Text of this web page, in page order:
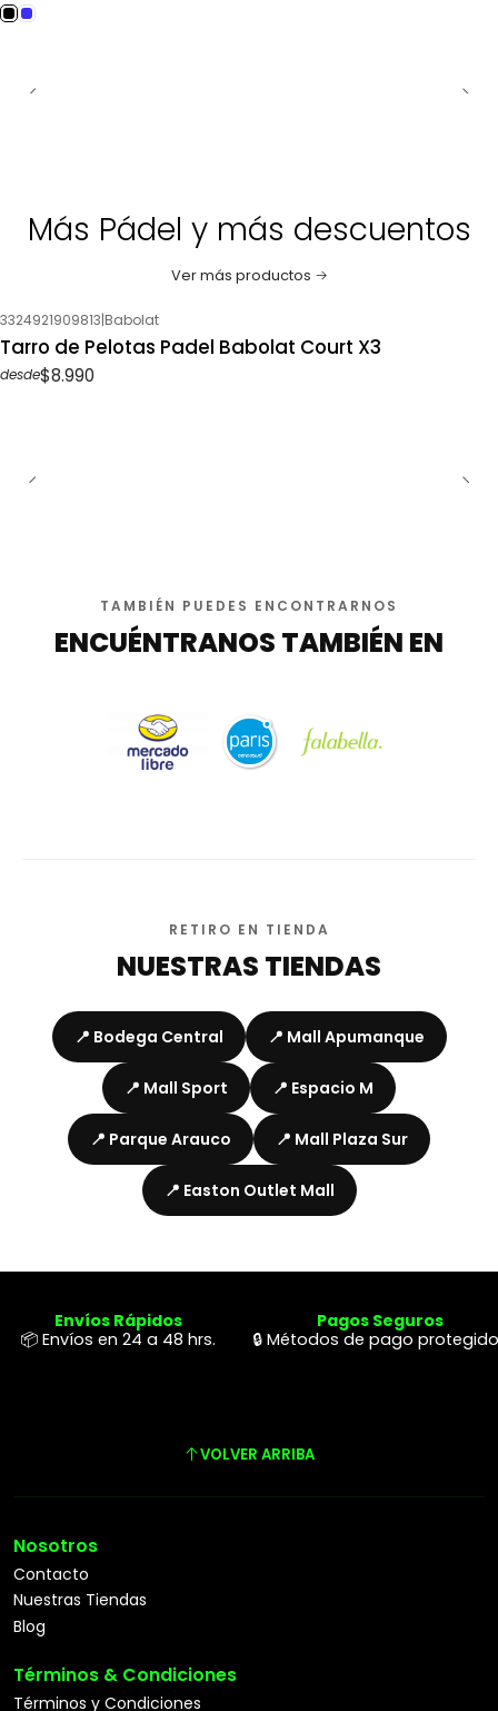
Más Pádel y más descuentos
Ver más productos
3324921909813|Babolat
Tarro de Pelotas Padel Babolat Court X3
desde$8.990
TAMBIÉN PUEDES ENCONTRARNOS
ENCUÉNTRANOS TAMBIÉN EN
RETIRO EN TIENDA
NUESTRAS TIENDAS
📍 Bodega Central 📍 Mall Apumanque
📍 Mall Sport 📍 Espacio M
📍 Parque Arauco 📍 Mall Plaza Sur
📍 Easton Outlet Mall
Envíos Rápidos
📦 Envíos en 24 a 48 hrs.
Pagos Seguros
🔒 Métodos de pago
VOLVER ARRIBA
Nosotros
Contacto
Nuestras Tiendas
Blog
Términos & Condiciones
Términos y Condiciones